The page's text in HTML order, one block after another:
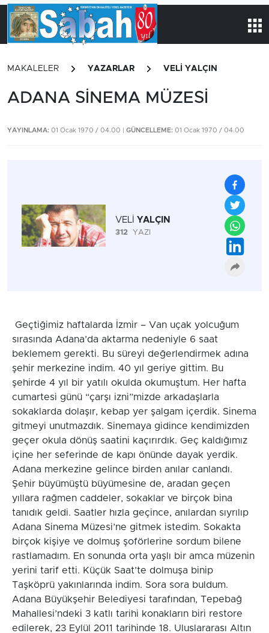
MAKALELER YAZARLAR VELİ YALÇIN
ADANA SİNEMA MÜZESİ
YAYINLAMA: 01 Ocak 1970 / 04.00 | GÜNCELLEME: 01 Ocak 1970 / 04.00
VELİ YALÇIN
312 YAZI
Geçtiğimiz haftalarda İzmir – Van uçak yolcuğum
sırasında Adana’da aktarma nedeniyle 6 saat
beklemem gerekti. Bu süreyi değerlendirmek adına
şehir merkezine indim. 40 yıl geriye gittim. Bu
şehirde 4 yıl bir yatılı okulda okumuştum. Her hafta
cumartesi günü “çarşı izni”mizde arkadaşlarla
sokaklarda dolaşır, kebap yer şalgam içerdik. Sinema
gitmeyi unutmazdık. Sinemaya gidince kendimizden
geçer okula dönüş saatini kaçırırdık. Geç kaldığımız
içine her seferinde de kapı önünde dayak yerdik.
Adana merkezine gelince birden anılar canlandı.
Şehir büyümüştü büyümesine de, aradan geçen
yıllara rağmen caddeler, sokaklar ve birçok bina
tanıdık geldi. Saatler hızla geçince, anılardan sıyrılıp
Adana Sinema Müzesi’ne gitmek istedim. Sokakta
birçok kişiye ve dolmuş şoförlerine sordum bilene
rastlamadım. En sonunda orta yaşlı bir amca müzenin
yerini tarif etti. Küçük Saat’te dolmuşa binip
Taşköprü yakınlarında indim. Sora sora buldum.
Adana Büyükşehir Belediyesi tarafından, Tepebağ
Mahallesi’ndeki 3 katlı tarihi konakların biri restore
edilerek, 23 Eylül 2011 tarihinde 18. Uluslararası Altın